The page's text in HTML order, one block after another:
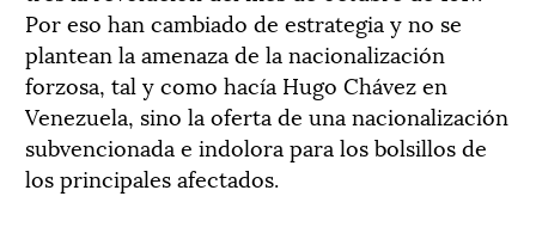
Por eso han cambiado de estrategia y no se
plantean la amenaza de la nacionalización
forzosa, tal y como hacía Hugo Chávez en
Venezuela, sino la oferta de una nacionalización
subvencionada e indolora para los bolsillos de
los principales afectados.